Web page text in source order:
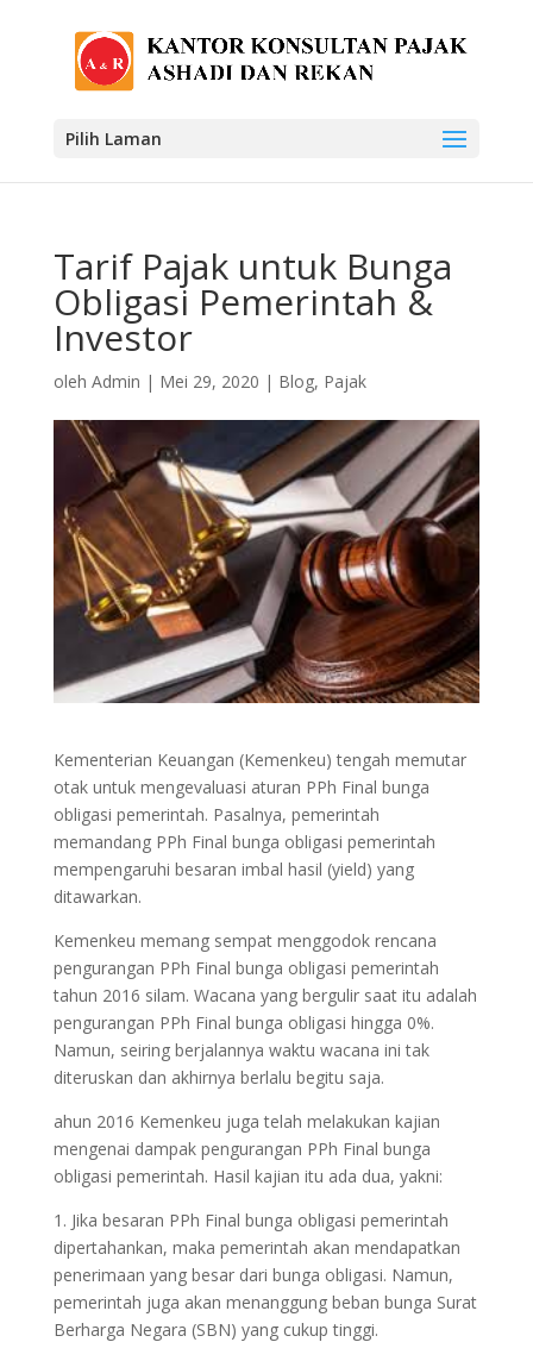
Pilih Laman
Tarif Pajak untuk Bunga
Obligasi Pemerintah &
Investor
oleh Admin | Mei 29, 2020 | Blog, Pajak
Kementerian Keuangan (Kemenkeu) tengah memutar
otak untuk mengevaluasi aturan PPh Final bunga
obligasi pemerintah. Pasalnya, pemerintah
memandang PPh Final bunga obligasi pemerintah
mempengaruhi besaran imbal hasil (yield) yang
ditawarkan.
Kemenkeu memang sempat menggodok rencana
pengurangan PPh Final bunga obligasi pemerintah
tahun 2016 silam. Wacana yang bergulir saat itu adalah
pengurangan PPh Final bunga obligasi hingga 0%.
Namun, seiring berjalannya waktu wacana ini tak
diteruskan dan akhirnya berlalu begitu saja.
ahun 2016 Kemenkeu juga telah melakukan kajian
mengenai dampak pengurangan PPh Final bunga
obligasi pemerintah. Hasil kajian itu ada dua, yakni:
1. Jika besaran PPh Final bunga obligasi pemerintah
dipertahankan, maka pemerintah akan mendapatkan
penerimaan yang besar dari bunga obligasi. Namun,
pemerintah juga akan menanggung beban bunga Surat
Berharga Negara (SBN) yang cukup tinggi.